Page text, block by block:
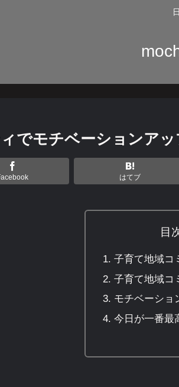
でモチベーションア
はてブ
目
子育て地域コ
子育て地域コ
モチベーショ
今日が一番最